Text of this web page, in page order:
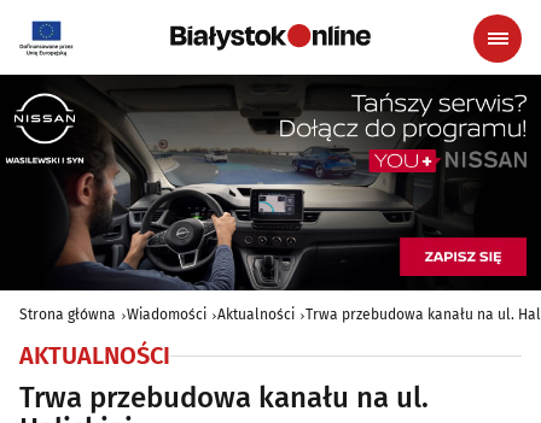
Strona główna Wiadomości Aktualności Trwa przebudowa kanału na ul.
AKTUALNOŚCI
Trwa przebudowa kanału na ul.